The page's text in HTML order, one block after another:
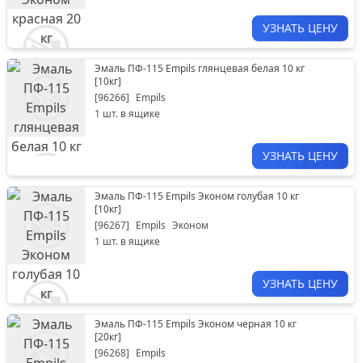
УЗНАТЬ ЦЕНУ
Эмаль ПФ-115 Empils глянцевая белая 10 кг
[10кг]
[96266] Empils
1 шт. в ящике
УЗНАТЬ ЦЕНУ
Эмаль ПФ-115 Empils Эконом голубая 10 кг
[10кг]
[96267] Empils Эконом
1 шт. в ящике
УЗНАТЬ ЦЕНУ
Эмаль ПФ-115 Empils Эконом черная 10 кг
[20кг]
[96268] Empils